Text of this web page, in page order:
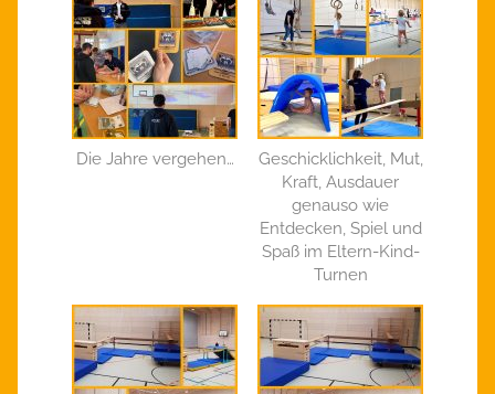
Die Jahre vergehen…
Geschicklichkeit, Mut,
Kraft, Ausdauer
genauso wie
Entdecken, Spiel und
Spaß im Eltern-Kind-
Turnen